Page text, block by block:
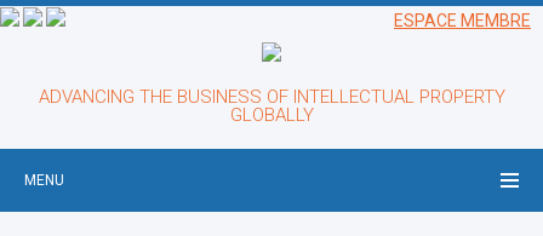
ADVANCING THE BUSINESS OF INTELLECTUAL PROPERTY
GLOBALLY
ESPACE MEMBRE
MENU